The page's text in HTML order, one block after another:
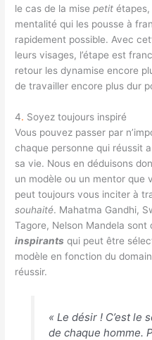
le cas de la misepetit
mentalité qui les pousse à
rapidement possible. Avec
leurs visages, l’étape est
retour les dynamise encore
de travailler encore plus dur
4. Soyez toujours inspiré
Vous pouvez passer par
chaque personne qui réussit
sa vie. Nous en déduisons
un modèle ou un mentor que
peut toujours vous inciter à
souhaité. Mahatma Gandhi,
Tagore, Nelson Mandela
inspirants qui peut être
modèle en fonction du
réussir.
« Le désir ! C’est le
de chaque homme.